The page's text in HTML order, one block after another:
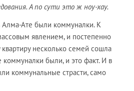
А по сути это ж ноу-хау.
Алма-Ате были коммуналки. К
явлением, и постепенно
квартиру несколько семей сошла
были, и это факт. И в
коммунальные страсти, само